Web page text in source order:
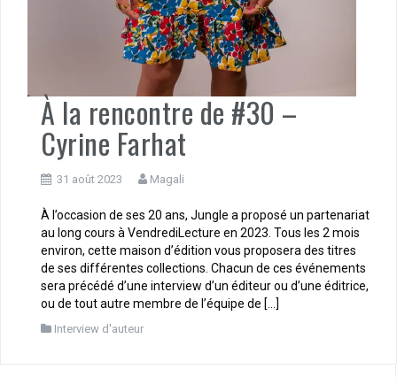
À la rencontre de #30 –
Cyrine Farhat
31 août 2023 Magali
À l’occasion de ses 20 ans, Jungle a proposé un partenariat
au long cours à VendrediLecture en 2023. Tous les 2 mois
environ, cette maison d’édition vous proposera des titres
de ses différentes collections. Chacun de ces événements
sera précédé d’une interview d’un éditeur ou d’une éditrice,
ou de tout autre membre de l’équipe de […]
Interview d'auteur